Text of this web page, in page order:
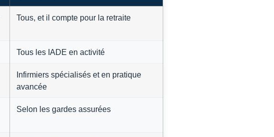
Tous, et il compte pour la retraite
Tous les IADE en activité
Infirmiers spécialisés et en pratique
avancée
Selon les gardes assurées